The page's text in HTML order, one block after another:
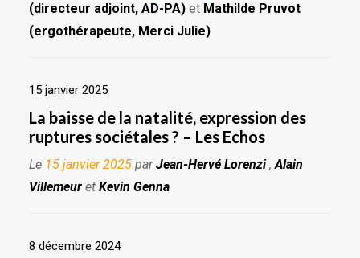
(directeur adjoint, AD-PA) et Mathilde Pruvot
(ergothérapeute, Merci Julie)
15 janvier 2025
La baisse de la natalité, expression des
ruptures sociétales ? – Les Echos
Le 15 janvier 2025 parJean-Hervé Lorenzi,Alain
Villemeur et Kevin Genna
8 décembre 2024